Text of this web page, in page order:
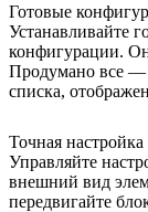
Готовые
Устанавливайте
конфигурации.
Продумано все —
списка,
Точная настройка
Управляйте
внешний вид
передвигайте